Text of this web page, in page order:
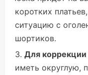
коротких
ситуацию с
шортиков.
Для коррекции
иметь округлую,